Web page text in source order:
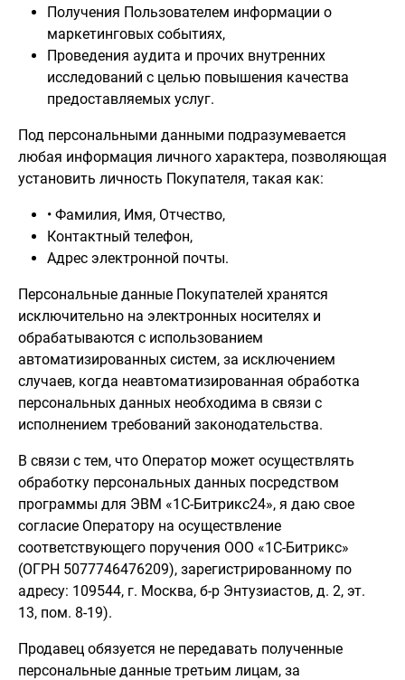
Получения Пользователем информации о
маркетинговых событиях,
Проведения аудита и прочих внутренних
исследований с целью повышения качества
предоставляемых услуг.
Под персональными данными подразумевается
любая информация личного характера, позволяющая
установить личность Покупателя, такая как:
• Фамилия, Имя, Отчество,
Контактный телефон,
Адрес электронной почты.
Персональные данные Покупателей хранятся
исключительно на электронных носителях и
обрабатываются с использованием
автоматизированных систем, за исключением
случаев, когда неавтоматизированная обработка
персональных данных необходима в связи с
исполнением требований законодательства.
В связи с тем, что Оператор может осуществлять
обработку персональных данных посредством
программы для ЭВМ «1С-Битрикс24», я даю свое
согласие Оператору на осуществление
соответствующего поручения ООО «1С-Битрикс»
(ОГРН 5077746476209), зарегистрированному по
адресу: 109544, г. Москва, б-р Энтузиастов, д. 2, эт.
13, пом. 8-19).
Продавец обязуется не передавать полученные
персональные данные третьим лицам, за